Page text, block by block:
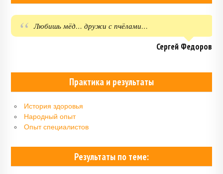
Любишь мёд… дружи с пчёлами…
Сергей Федоров
Практика и результаты
История здоровья
Народный опыт
Опыт специалистов
Результаты по теме: